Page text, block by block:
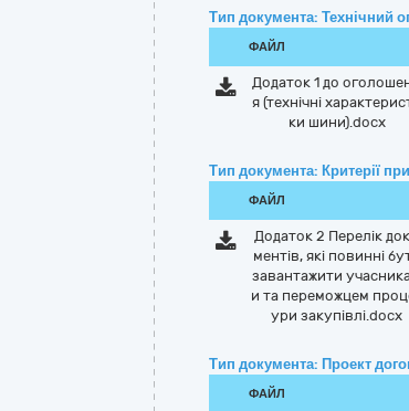
Тип документа: Технічний
ФАЙЛ
Додаток 1 до
я (технічні
ки шини).docx
Тип документа: Критерії
ФАЙЛ
Додаток 2 Перелік
ментів, які повинні
завантажити
и та переможцем
ури закупівлі.docx
Тип документа: Проект
ФАЙЛ